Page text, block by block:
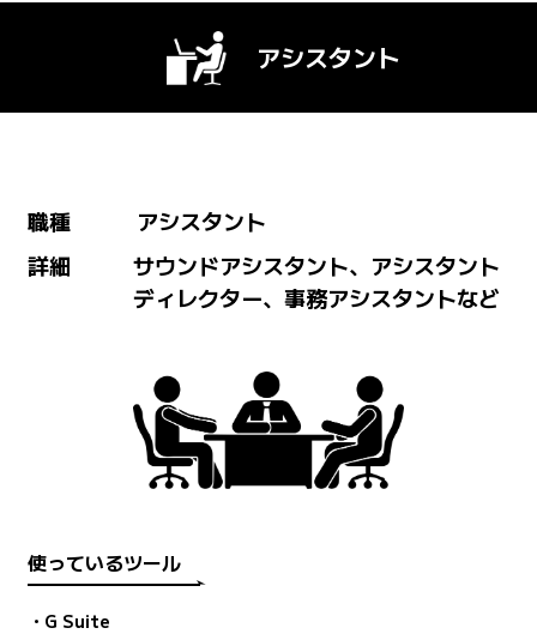
アシスタント
職種
アシスタント
詳細
サウンドアシスタント、アシスタント
ディレクター、事務アシスタントなど
使っているツール
・G Suite